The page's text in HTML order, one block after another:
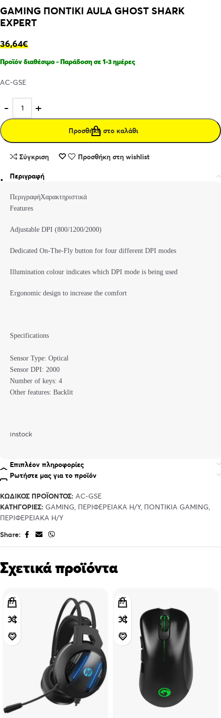
GAMING ΠΟΝΤΙΚΙ AULA GHOST SHARK
EXPERT
36,64€
Προϊόν διαθέσιμο - Παράδοση σε 1-3 ημέρες
AC-GSE
Προσθήκη στο καλάθι
Σύγκριση Προσθήκη στη wishlist
Περιγραφή
ΠεριγραφήΧαρακτηριστικά
Features
Adjustable DPI (800/1200/2000)
Dedicated On-The-Fly button for four different DPI modes
Illumination colour indicates which DPI mode is being used
Ergonomic design to increase the comfort
Specifications
Sensor Type: Optical
Sensor DPI: 2000
Number of keys: 4
Other features: Backlit
instock
Επιπλέον πληροφορίες
Ρωτήστε μας για το προϊόν
ΚΩΔΙΚΌΣ ΠΡΟΪΌΝΤΟΣ: AC-GSE
ΚΑΤΗΓΟΡΊΕΣ: GAMING, ΠΕΡΙΦΕΡΕΙΑΚΑ Η/Υ, ΠΟΝΤΙΚΙΑ GAMING,
ΠΕΡΙΦΕΡΕΙΑΚΑ Η/Υ
Share:
Σχετικά προϊόντα